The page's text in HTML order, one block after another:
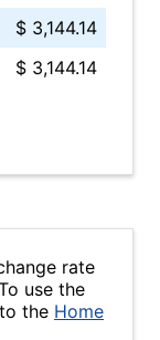
$ 3,144.14
$ 3,144.14
rate
use the
the Home